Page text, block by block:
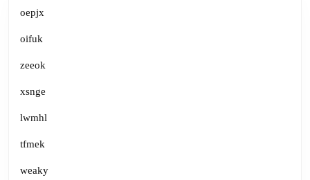
oepjx
oifuk
zeeok
xsnge
lwmhl
tfmek
weaky